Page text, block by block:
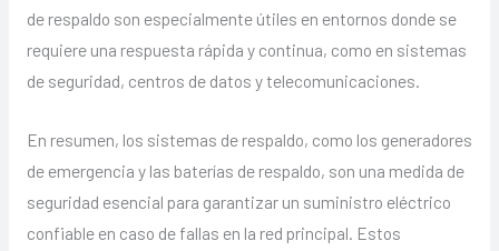
de respaldo son especialmente útiles en entornos donde se
requiere una respuesta rápida y continua, como en sistemas
de seguridad, centros de datos y telecomunicaciones.
En resumen, los sistemas de respaldo, como los generadores
de emergencia y las baterías de respaldo, son una medida de
seguridad esencial para garantizar un suministro eléctrico
confiable en caso de fallas en la red principal. Estos